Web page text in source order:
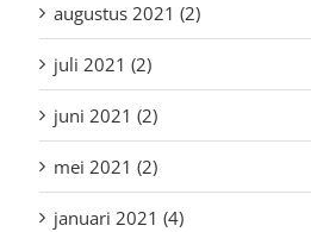
augustus 2021 (2)
juli 2021 (2)
juni 2021 (2)
mei 2021 (2)
januari 2021 (4)